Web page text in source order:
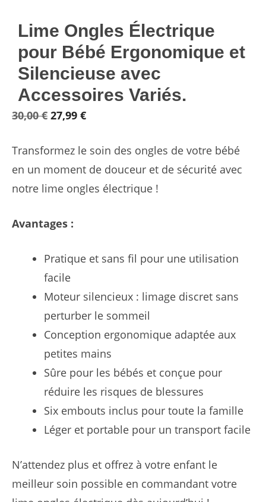
Lime Ongles Électrique
pour Bébé Ergonomique et
Silencieuse avec
Accessoires Variés.
30,00€ Le
initial
était :
30,00 €.
27,99 €Le
actuel
est :
27,99 €.
Transformez le soin des ongles de votre bébé
en un moment de douceur et de sécurité avec
notre lime ongles électrique !
Avantages :
Pratique et sans fil pour une utilisation
facile
Moteur silencieux : limage discret sans
perturber le sommeil
Conception ergonomique adaptée aux
petites mains
Sûre pour les bébés et conçue pour
réduire les risques de blessures
Six embouts inclus pour toute la famille
Léger et portable pour un transport facile
N’attendez plus et offrez à votre enfant le
meilleur soin possible en commandant votre